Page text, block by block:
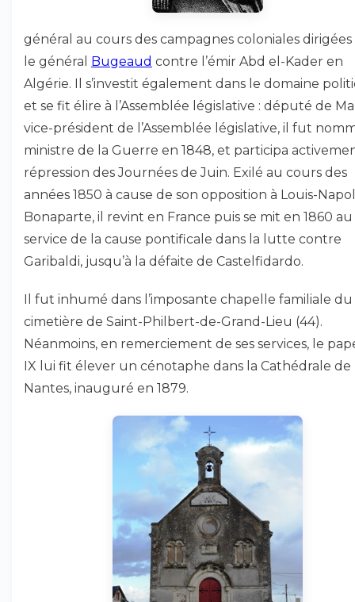
général au cours des campagnes coloniales dirigées
le général Bugeaud contre l’émir Abd el-Kader en
Algérie. Il s’investit également dans le domaine
et se fit élire à l’Assemblée législative : député de
vice-président de l’Assemblée législative, il fut
ministre de la Guerre en 1848, et participa
répression des Journées de Juin. Exilé au cours des
années 1850 à cause de son opposition à Louis-
Bonaparte, il revint en France puis se mit en 1860 au
service de la cause pontificale dans la lutte contre
Garibaldi, jusqu’à la défaite de Castelfidardo.
Il fut inhumé dans l’imposante chapelle familiale du
cimetière de Saint-Philbert-de-Grand-Lieu (44).
Néanmoins, en remerciement de ses services, le
IX lui fit élever un cénotaphe dans la Cathédrale de
Nantes, inauguré en 1879.